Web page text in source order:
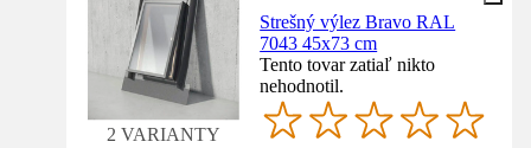
2 VARIANTY
Strešný výlez Bravo RAL
7043 45x73 cm
Tento tovar zatiaľ nikto
nehodnotil.